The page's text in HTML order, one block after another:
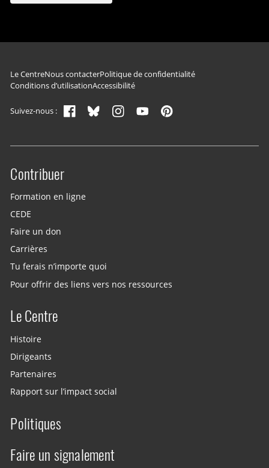
Navigation du pied de page
Le CentreNous contacterPolitique de confidentialité
Conditions d’utilisationAccessibilité
Suivez-nous :
Site menu
Contribuer
Formation en ligne
CEDE
Faire un don
Carrières
Tu ferais n’importe quoi
Pour offrir des liens vers nos ressources
Le Centre
Histoire
Dirigeants
Partenaires
Rapport sur l’impact social
Politiques
Faire un signalement